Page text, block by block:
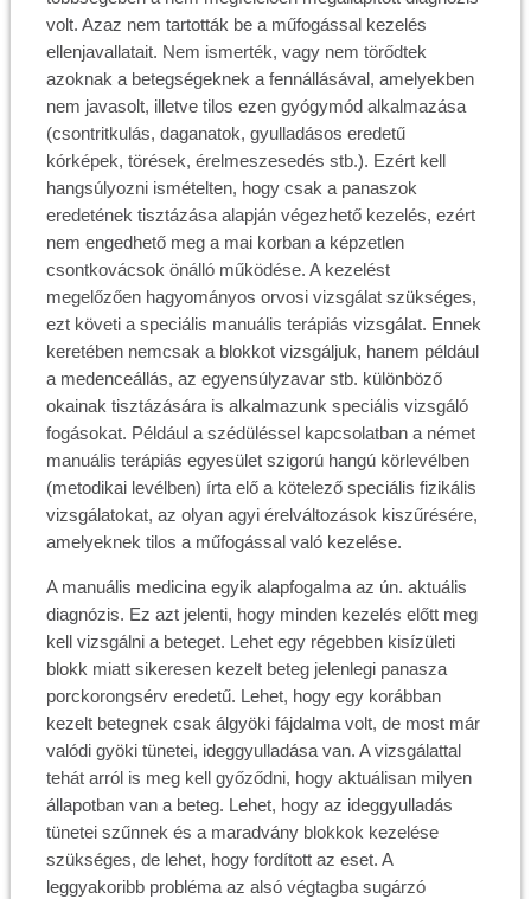
volt. Azaz nem tartották be a műfogással kezelés
ellenjavallatait. Nem ismerték, vagy nem törődtek
azoknak a betegségeknek a fennállásával, amelyekben
nem javasolt, illetve tilos ezen gyógymód alkalmazása
(csontritkulás, daganatok, gyulladásos eredetű
kórképek, törések, érelmeszesedés stb.). Ezért kell
hangsúlyozni ismételten, hogy csak a panaszok
eredetének tisztázása alapján végezhető kezelés, ezért
nem engedhető meg a mai korban a képzetlen
csontkovácsok önálló működése. A kezelést
megelőzően hagyományos orvosi vizsgálat szükséges,
ezt követi a speciális manuális terápiás vizsgálat. Ennek
keretében nemcsak a blokkot vizsgáljuk, hanem például
a medenceállás, az egyensúlyzavar stb. különböző
okainak tisztázására is alkalmazunk speciális vizsgáló
fogásokat. Például a szédüléssel kapcsolatban a német
manuális terápiás egyesület szigorú hangú körlevélben
(metodikai levélben) írta elő a kötelező speciális fizikális
vizsgálatokat, az olyan agyi érelváltozások kiszűrésére,
amelyeknek tilos a műfogással való kezelése.
A manuális medicina egyik alapfogalma az ún. aktuális
diagnózis. Ez azt jelenti, hogy minden kezelés előtt meg
kell vizsgálni a beteget. Lehet egy régebben kisízületi
blokk miatt sikeresen kezelt beteg jelenlegi panasza
porckorongsérv eredetű. Lehet, hogy egy korábban
kezelt betegnek csak álgyöki fájdalma volt, de most már
valódi gyöki tünetei, ideggyulladása van. A vizsgálattal
tehát arról is meg kell győződni, hogy aktuálisan milyen
állapotban van a beteg. Lehet, hogy az ideggyulladás
tünetei szűnnek és a maradvány blokkok kezelése
szükséges, de lehet, hogy fordított az eset. A
leggyakoribb probléma az alsó végtagba sugárzó